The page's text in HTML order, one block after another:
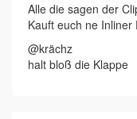
Alle die sagen der
Kauft euch ne Inliner
@krächz
halt bloß die Klappe